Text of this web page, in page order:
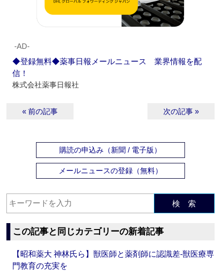
‐AD‐
◆登録無料◆薬事日報メールニュース 業界情報を配
信！
株式会社薬事日報社
« 前の記事 次の記事 »
購読の申込み（新聞 / 電子版）
メールニュースの登録（無料）
検 索
この記事と同じカテゴリーの新着記事
【昭和薬大 神林氏ら】獣医師と薬剤師に認識差‐獣医療専
門教育の充実を